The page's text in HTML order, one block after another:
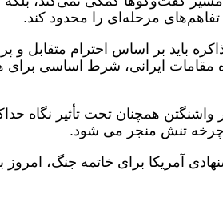
مرحله‌ای را محدود کند.
باید بر اساس احترام متقابل و
مقامات ایرانی، شرط اساسی برای
همچنان تحت تأثیر نگاه
چرخه تنش منجر می شود.
آمریکا برای خاتمه جنگ، امروز